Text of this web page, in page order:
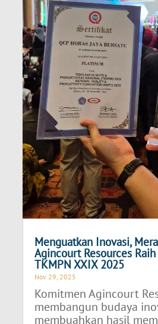
Menguatkan Inovasi,
Agincourt Resources
TKMPN XXIX 2025
Nov 29, 2025
Komitmen Agincourt
membangun budaya
membuahkan hasil